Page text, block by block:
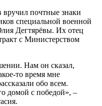
почтные знаки
специальной военной
Дегтярёвы. Их отец
с Министерством
Нам он сказал,
то время мне
обо всем.
домой с победой», –